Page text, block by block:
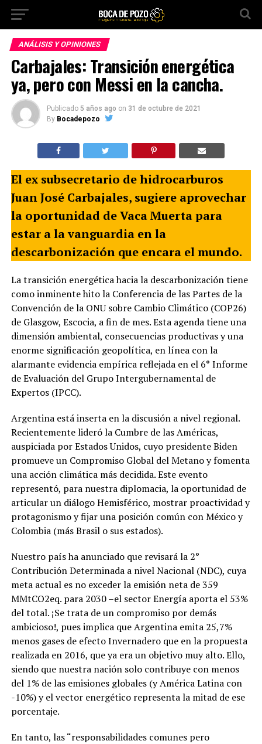
ANÁLISIS Y OPINIONES
Carbajales: Transición energética
ya, pero con Messi en la cancha.
Publicado 5 años ago on 31 de octubre de 2021
By Bocadepozo
El ex subsecretario de hidrocarburos
Juan José Carbajales, sugiere aprovechar
la oportunidad de Vaca Muerta para
estar a la vanguardia en la
descarbonización que encara el mundo.
La transición energética hacia la descarbonización tiene
como inminente hito la Conferencia de las Partes de la
Convención de la ONU sobre Cambio Climático (COP26)
de Glasgow, Escocia, a fin de mes. Esta agenda tiene una
dimensión ambiental, consecuencias productivas y una
enorme significación geopolítica, en línea con la
alarmante evidencia empírica reflejada en el 6° Informe
de Evaluación del Grupo Intergubernamental de
Expertos (IPCC).
Argentina está inserta en la discusión a nivel regional.
Recientemente lideró la Cumbre de las Américas,
auspiciada por Estados Unidos, cuyo presidente Biden
promueve un Compromiso Global del Metano y fomenta
una acción climática más decidida. Este evento
representó, para nuestra diplomacia, la oportunidad de
articular un diálogo Hemisférico, mostrar proactividad y
protagonismo y fijar una posición común con México y
Colombia (más Brasil o sus estados).
Nuestro país ha anunciado que revisará la 2°
Contribución Determinada a nivel Nacional (NDC), cuya
meta actual es no exceder la emisión neta de 359
MMtCO2eq. para 2030 –el sector Energía aporta el 53%
del total. ¡Se trata de un compromiso por demás
ambicioso!, pues implica que Argentina emita 25,7%
menos gases de efecto Invernadero que en la propuesta
realizada en 2016, que ya era un objetivo muy alto. Ello,
siendo que nuestra nación solo contribuye con menos
del 1% de las emisiones globales (y América Latina con
-10%) y el vector energético representa la mitad de ese
porcentaje.
En tanto, las “responsabilidades comunes pero